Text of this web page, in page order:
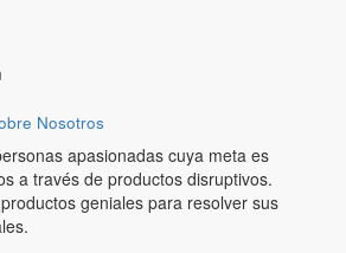
Nosotros
apasionadas cuya meta es
a través de productos disruptivos.
geniales para resolver sus